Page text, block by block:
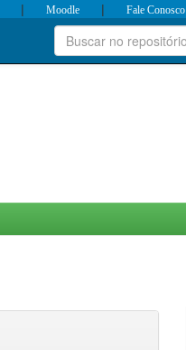
| Moodle | Fale Conosco